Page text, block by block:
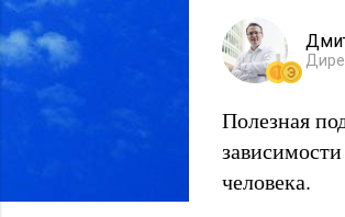
Полезная
человека.